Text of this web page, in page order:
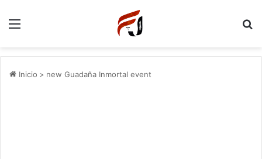
Menu
Inicio > new Guadaña Inmortal event